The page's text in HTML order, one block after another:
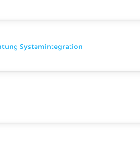
Systemintegration